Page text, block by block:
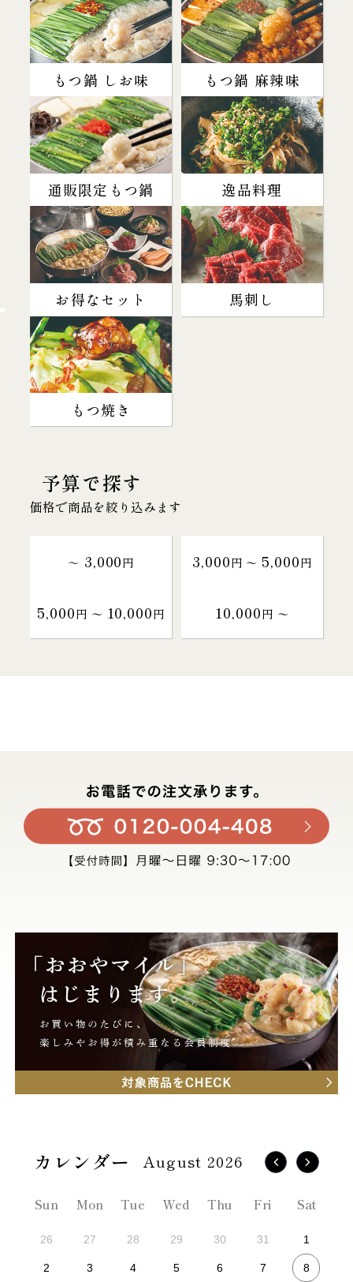
もつ鍋 しお味 もつ鍋 麻辣味
通販限定もつ鍋 逸品料理
お得なセット 馬刺し
もつ焼き
予算で探す
価格で商品を絞り込みます
～ 3,000円 3,000円 〜 5,000円
5,000円 〜 10,000円 10,000円 〜
August 2026
Sun Mon Tue Wed Thu Fri Sat
26 27 28 29 30 31 1
2 3 4 5 6 7 8